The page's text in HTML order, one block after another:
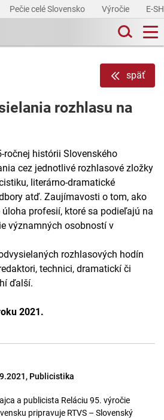
Pečie celé Slovensko Výročie E-
späť
rozhlasu na
ročnej histórii Slovenského
cez jednotlivé rozhlasové zložky
literárno-dramatické
atď. Zaujímavosti o tom, ako
profesií, ktoré sa podieľajú na
významných osobností v
rozhlasových hodín
technici, dramatickí či
ďalší.
2021.
Publicistika
a publicista Reláciu 95. výročie
pripravuje RTVS – Slovenský